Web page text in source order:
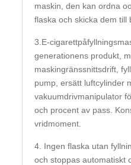
maskin, den kan ordna
flaska och skicka dem till
3.E-
generationens produkt,
maskingränssnittsdrift,
pump, ersätt luftcylinder
vakuumdrivmanipulator
och procent av pass.
vridmoment.
4. Ingen flaska utan
och stoppas automatiskt